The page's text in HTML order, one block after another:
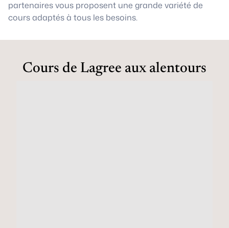
partenaires vous proposent une grande variété de
cours adaptés à tous les besoins.
Cours de Lagree aux alentours